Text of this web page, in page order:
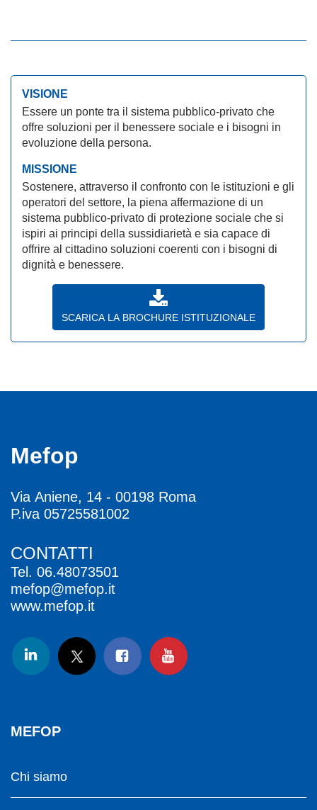
VISIONE
Essere un ponte tra il sistema pubblico-privato che
offre soluzioni per il benessere sociale e i bisogni in
evoluzione della persona.
MISSIONE
Sostenere, attraverso il confronto con le istituzioni e gli
operatori del settore, la piena affermazione di un
sistema pubblico-privato di protezione sociale che si
ispiri ai principi della sussidiarietà e sia capace di
offrire al cittadino soluzioni coerenti con i bisogni di
dignità e benessere.
SCARICA LA BROCHURE ISTITUZIONALE
Mefop
Via Aniene, 14 - 00198 Roma
P.iva 05725581002
CONTATTI
Tel. 06.48073501
mefop@mefop.it
www.mefop.it
MEFOP
Chi siamo